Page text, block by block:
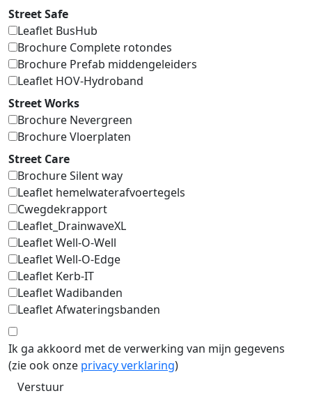
Street Safe
Leaflet BusHub
Brochure Complete rotondes
Brochure Prefab middengeleiders
Leaflet HOV-Hydroband
Street Works
Brochure Nevergreen
Brochure Vloerplaten
Street Care
Brochure Silent way
Leaflet hemelwaterafvoertegels
Cwegdekrapport
Leaflet_DrainwaveXL
Leaflet Well-O-Well
Leaflet Well-O-Edge
Leaflet Kerb-IT
Leaflet Wadibanden
Leaflet Afwateringsbanden
Ik ga akkoord met de verwerking van mijn gegevens
(zie ook onze privacy verklaring)
Verstuur